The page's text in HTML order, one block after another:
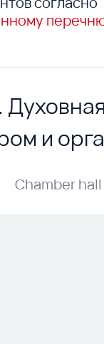
и
Chamber hall